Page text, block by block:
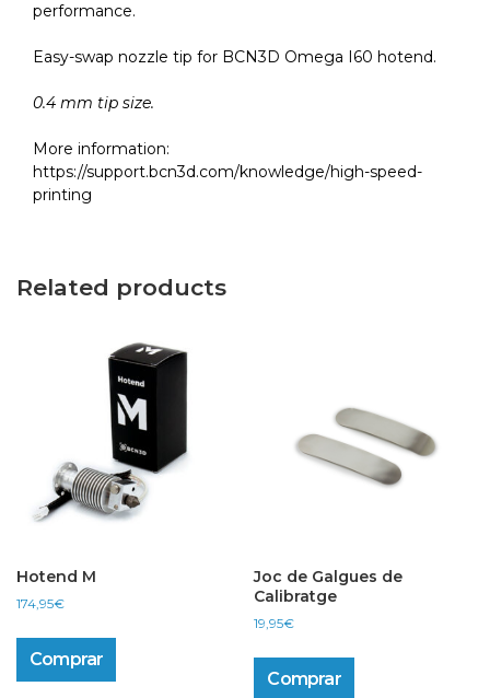
performance.
Easy-swap nozzle tip for BCN3D Omega I60 hotend.
0.4 mm tip size.
More information:
https://support.bcn3d.com/knowledge/high-speed-
printing
Related products
Hotend M
174,95€
Comprar
Joc de Galgues de
Calibratge
19,95€
Comprar